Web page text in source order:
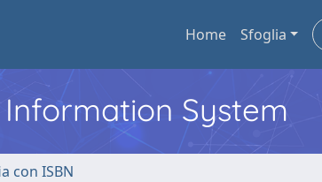
Home Sfoglia
System
con ISBN